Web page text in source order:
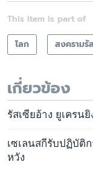
This item is part of
โลก
สงครามรั
เกี่ยวข้อง
รัสเซียอ้าง ยูเครน
เซเลนสกีรับปฏิบัติ
หวัง